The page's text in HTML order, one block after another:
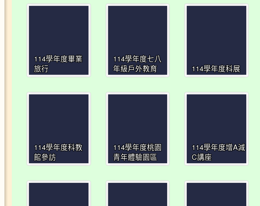
114學年度畢業
旅行
114學年度七八
年級戶外教育
114學年度科展
114學年度科教
館參訪
114學年度桃園
青年體驗園區
114學年度增A減
C講座